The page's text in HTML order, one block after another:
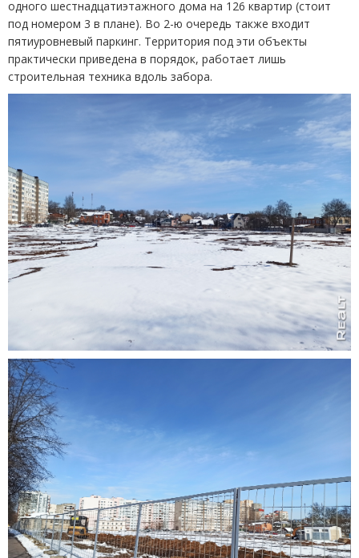
одного шестнадцатиэтажного дома на 126 квартир (стоит
под номером 3 в плане). Во 2-ю очередь также входит
пятиуровневый паркинг. Территория под эти объекты
практически приведена в порядок, работает лишь
строительная техника вдоль забора.